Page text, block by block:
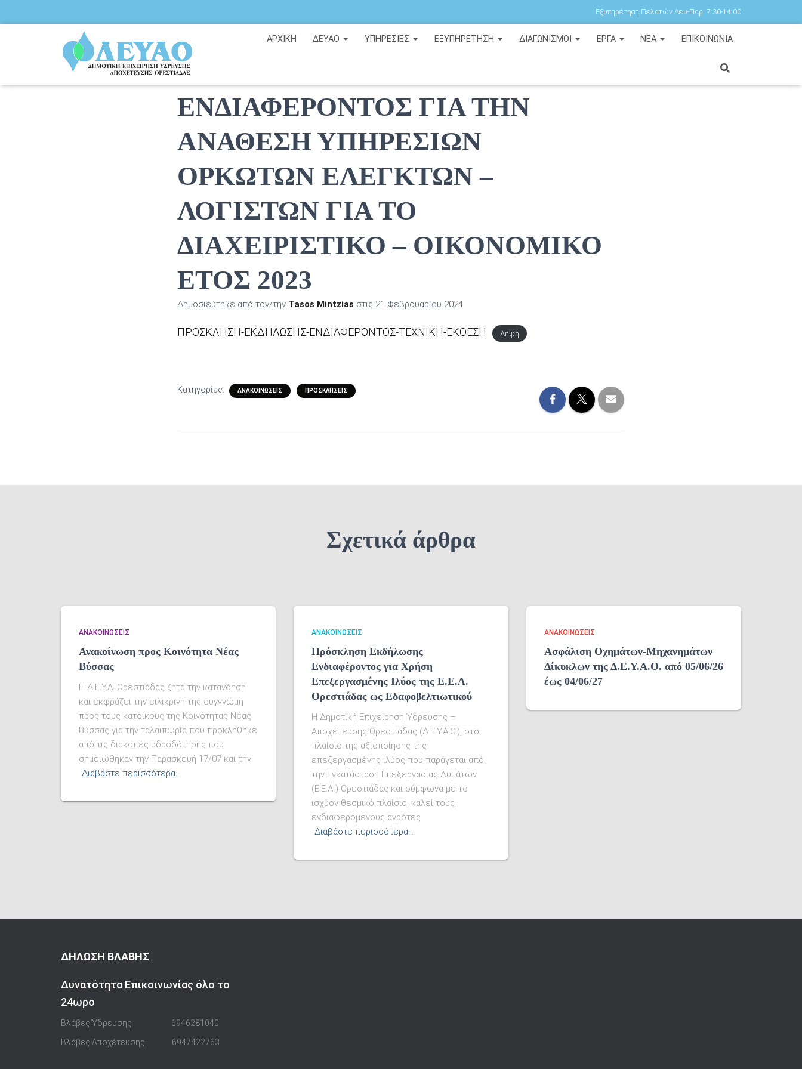
Εξυπηρέτηση Πελατών Δευ-Παρ: 7:30-14:00
ΑΡΧΙΚΉ ΔΕΥΑΟ ΥΠΗΡΕΣΙΕΣ ΕΞΥΠΗΡΕΤΗΣΗ ΔΙΑΓΩΝΙΣΜΟΙ ΕΡΓΑ ΝΕΑ ΕΠΙΚΟΙΝΩΝΙΑ
ΠΡΟΣΚΛΗΣΗ ΕΚΔΗΛΩΣΗΣ
ΕΝΔΙΑΦΕΡΟΝΤΟΣ ΓΙΑ ΤΗΝ
ΑΝΑΘΕΣΗ ΥΠΗΡΕΣΙΩΝ
ΟΡΚΩΤΩΝ ΕΛΕΓΚΤΩΝ –
ΛΟΓΙΣΤΩΝ ΓΙΑ ΤΟ
ΔΙΑΧΕΙΡΙΣΤΙΚΟ – ΟΙΚΟΝΟΜΙΚΟ
ΕΤΟΣ 2023
Δημοσιεύτηκε από τον/την Tasos Mintzias στις 21 Φεβρουαρίου 2024
ΠΡΟΣΚΛΗΣΗ-ΕΚΔΗΛΩΣΗΣ-ΕΝΔΙΑΦΕΡΟΝΤΟΣ-ΤΕΧΝΙΚΗ-ΕΚΘΕΣΗ Λήψη
Κατηγορίες: ΑΝΑΚΟΙΝΏΣΕΙΣ ΠΡΟΣΚΛΉΣΕΙΣ
Σχετικά άρθρα
ΑΝΑΚΟΙΝΏΣΕΙΣ
Ανακοίνωση προς Κοινότητα Νέας
Βύσσας
Η Δ.Ε.Υ.Α. Ορεστιάδας ζητά την κατανόηση
και εκφράζει την ειλικρινή της συγγνώμη
προς τους κατοίκους της Κοινότητας Νέας
Βύσσας για την ταλαιπωρία που προκλήθηκε
από τις διακοπές υδροδότησης που
σημειώθηκαν την Παρασκευή 17/07 και την
Διαβάστε περισσότερα…
ΑΝΑΚΟΙΝΏΣΕΙΣ
Πρόσκληση Εκδήλωσης
Ενδιαφέροντος για Χρήση
Επεξεργασμένης Ιλύος της Ε.Ε.Λ.
Ορεστιάδας ως Εδαφοβελτιωτικού
Η Δημοτική Επιχείρηση Ύδρευσης –
Αποχέτευσης Ορεστιάδας (Δ.Ε.Υ.Α.Ο.), στο
πλαίσιο της αξιοποίησης της
επεξεργασμένης ιλύος που παράγεται από
την Εγκατάσταση Επεξεργασίας Λυμάτων
(Ε.Ε.Λ.) Ορεστιάδας και σύμφωνα με το
ισχύον θεσμικό πλαίσιο, καλεί τους
ενδιαφερόμενους αγρότες
Διαβάστε περισσότερα…
ΑΝΑΚΟΙΝΏΣΕΙΣ
Ασφάλιση Οχημάτων-Μηχανημάτων
Δίκυκλων της Δ.Ε.Υ.Α.Ο. από 05/06/26
έως 04/06/27
ΔΗΛΩΣΗ ΒΛΑΒΗΣ
Δυνατότητα Επικοινωνίας όλο το
24ωρο
Βλάβες Ύδρευσης
6946281040
Βλάβες Αποχέτευσης
6947422763